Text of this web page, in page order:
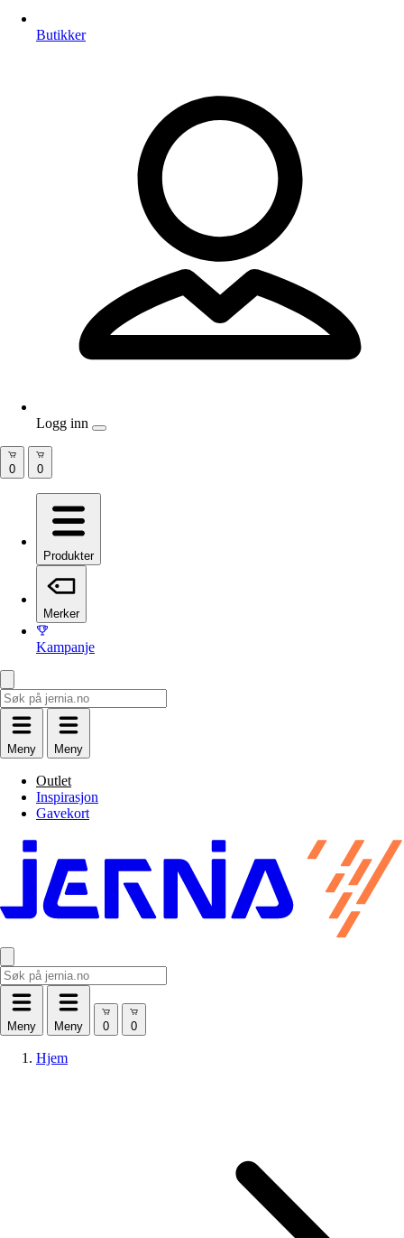
Butikker
Produkter
Merker
Kampanje
Meny Meny
Outlet
Inspirasjon
Gavekort
Meny Meny
Hjem